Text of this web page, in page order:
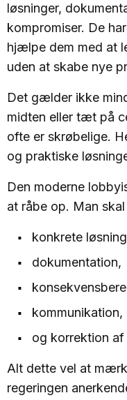
løsninger,
kompromiser. De
hjælpe dem med at
uden at skabe nye
Det gælder ikke
midten eller tæt på
ofte er skrøbelige.
og praktiske
Den moderne
at råbe op. Man
konkrete
dokumentation,
kommunikation,
og korrektion af
Alt dette vel at
regeringen